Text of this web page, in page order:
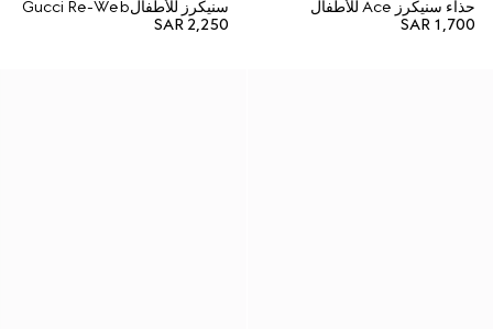
حذاء سنيكرز Ace للأطفال
SAR 1,700
سنيكرز للأطفالGucci Re-Web
SAR 2,250